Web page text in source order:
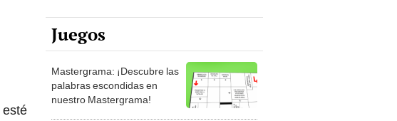
esté
Juegos
Mastergrama: ¡Descubre las
palabras escondidas en
nuestro Mastergrama!